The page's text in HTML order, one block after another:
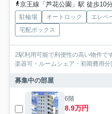
京王線「芦花公園」駅 徒歩10
駐輪場 オートロック エレベ
宅配ボックス
2駅利用可能で利便性の高い物件で
楽器可・ルームシェア・初期費用
募集中の部屋
6階
8.9万円